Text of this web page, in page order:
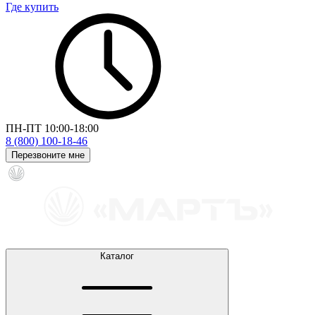
Где купить
ПН-ПТ 10:00-18:00
8 (800) 100-18-46
Перезвоните мне
Каталог